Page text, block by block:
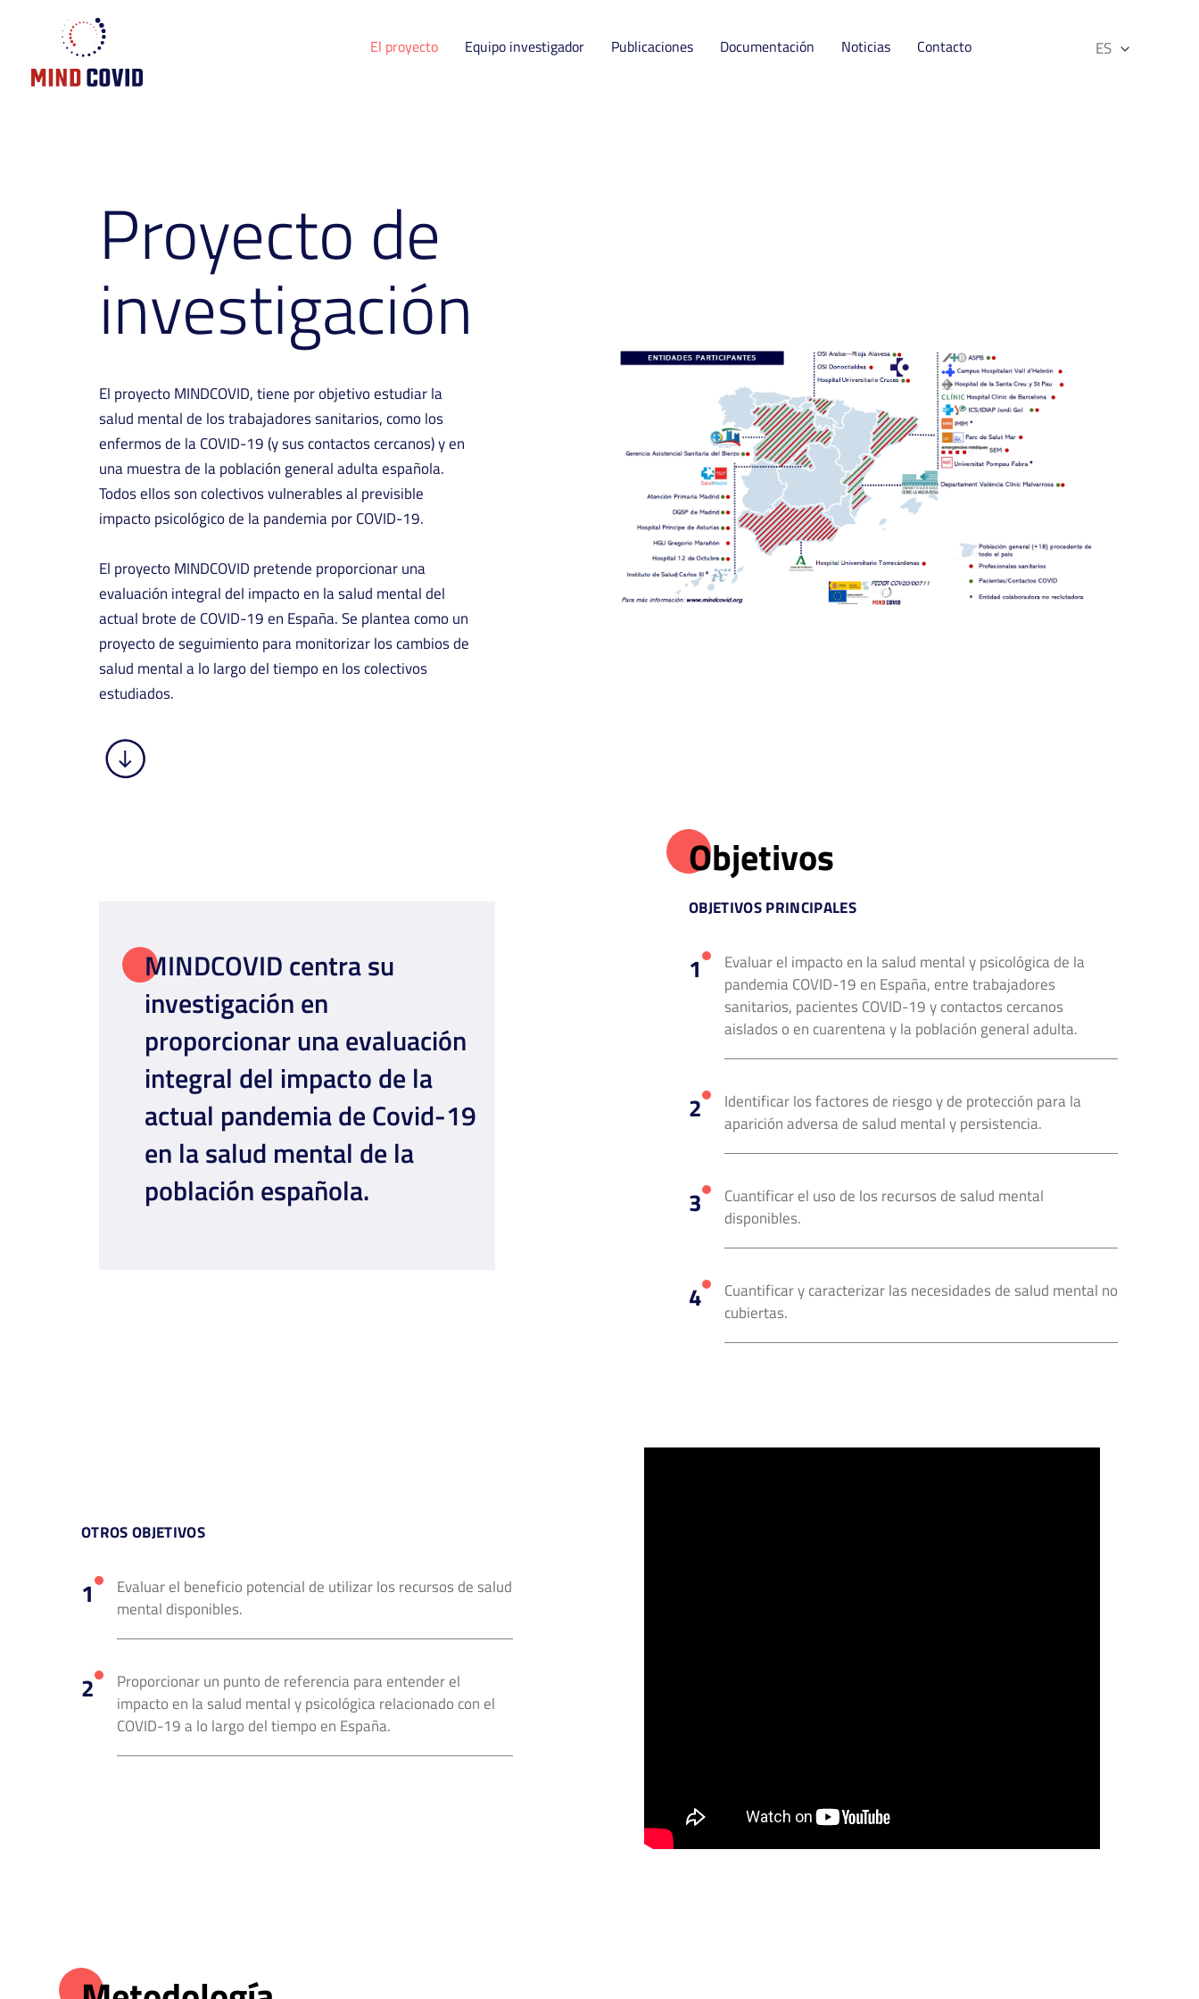
ES
El proyecto Equipo investigador Publicaciones Documentación Noticias Contacto
Proyecto de
investigación
El proyecto MINDCOVID, tiene por objetivo estudiar la
salud mental de los trabajadores sanitarios, como los
enfermos de la COVID-19 (y sus contactos cercanos) y en
una muestra de la población general adulta española.
Todos ellos son colectivos vulnerables al previsible
impacto psicológico de la pandemia por COVID-19.
El proyecto MINDCOVID pretende proporcionar una
evaluación integral del impacto en la salud mental del
actual brote de COVID-19 en España. Se plantea como un
proyecto de seguimiento para monitorizar los cambios de
salud mental a lo largo del tiempo en los colectivos
estudiados.
MINDCOVID centra su
investigación en
proporcionar una evaluación
integral del impacto de la
actual pandemia de Covid-19
en la salud mental de la
población española.
Objetivos
OBJETIVOS PRINCIPALES
Evaluar el impacto en la salud mental y psicológica de la
pandemia COVID-19 en España, entre trabajadores
sanitarios, pacientes COVID-19 y contactos cercanos
aislados o en cuarentena y la población general adulta.
Identificar los factores de riesgo y de protección para la
aparición adversa de salud mental y persistencia.
Cuantificar el uso de los recursos de salud mental
disponibles.
Cuantificar y caracterizar las necesidades de salud mental no
cubiertas.
OTROS OBJETIVOS
Evaluar el beneficio potencial de utilizar los recursos de salud
mental disponibles.
Proporcionar un punto de referencia para entender el
impacto en la salud mental y psicológica relacionado con el
COVID-19 a lo largo del tiempo en España.